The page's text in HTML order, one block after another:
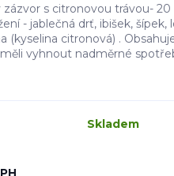
zázvor s citronovou trávou- 20
- jablečná drť, ibišek, šípek,
(kyselina citronová) .
vyhnout nadměrné
Skladem